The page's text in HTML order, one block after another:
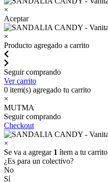
×
Aceptar
×
Producto agregado a carrito
Seguir comprando
Ver carrito
0 item(s) agregado tu carrito
×
MUTMA
Seguir comprando
Checkout
×
Se va a agregar 1 ítem a tu carrito
¿Es para un colectivo?
No
Sí